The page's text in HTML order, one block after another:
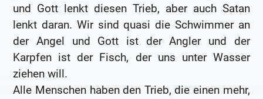
und Gott lenkt diesen Trieb, aber auch Satan
lenkt daran. Wir sind quasi die Schwimmer an
der Angel und Gott ist der Angler und der
Karpfen ist der Fisch, der uns unter Wasser
ziehen will.
Alle Menschen haben den Trieb, die einen mehr,